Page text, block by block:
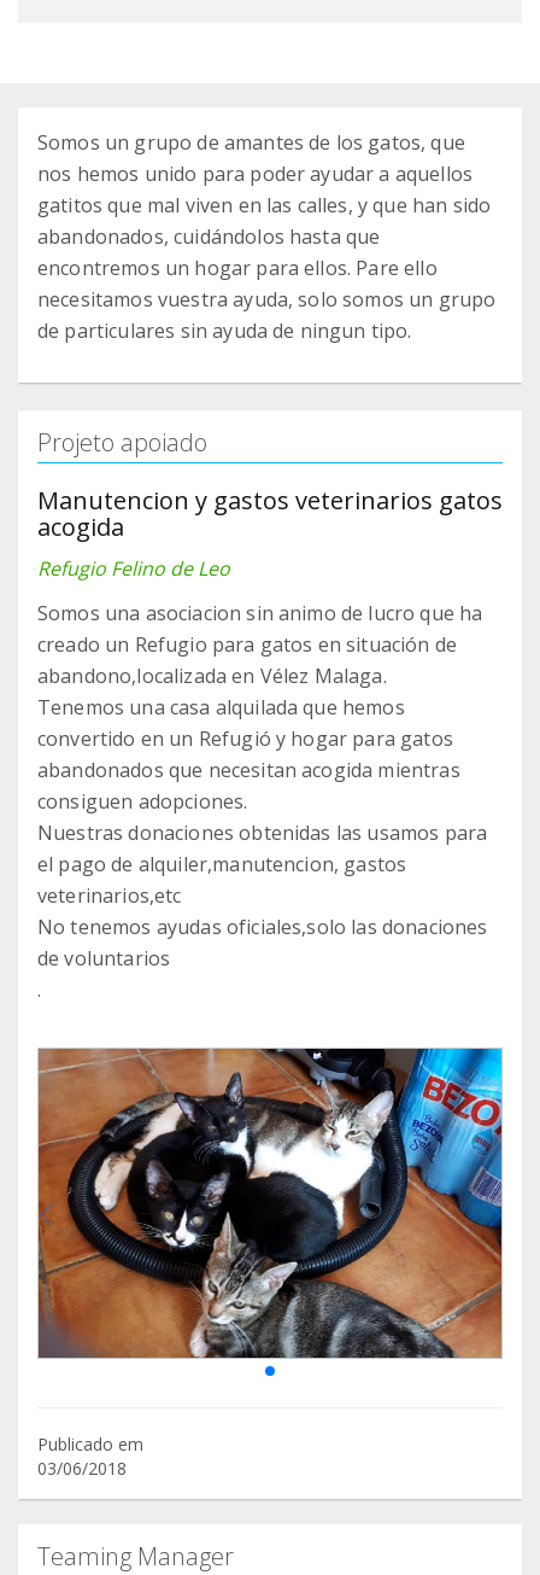
Somos un grupo de amantes de los gatos, que
nos hemos unido para poder ayudar a aquellos
gatitos que mal viven en las calles, y que han sido
abandonados, cuidándolos hasta que
encontremos un hogar para ellos. Pare ello
necesitamos vuestra ayuda, solo somos un grupo
de particulares sin ayuda de ningun tipo.
Projeto apoiado
Manutencion y gastos veterinarios gatos
acogida
Refugio Felino de Leo
Somos una asociacion sin animo de lucro que ha
creado un Refugio para gatos en situación de
abandono,localizada en Vélez Malaga.
Tenemos una casa alquilada que hemos
convertido en un Refugió y hogar para gatos
abandonados que necesitan acogida mientras
consiguen adopciones.
Nuestras donaciones obtenidas las usamos para
el pago de alquiler,manutencion, gastos
veterinarios,etc
No tenemos ayudas oficiales,solo las donaciones
de voluntarios
.
Publicado em
03/06/2018
Teaming Manager